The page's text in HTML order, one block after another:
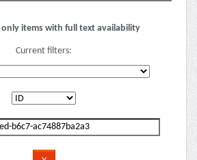
only items with full text availability
Current filters: